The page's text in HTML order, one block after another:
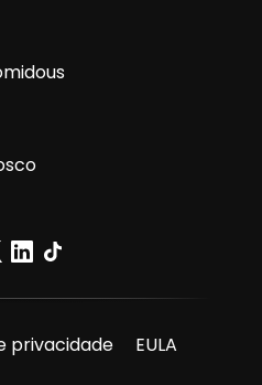
privacidade
EULA